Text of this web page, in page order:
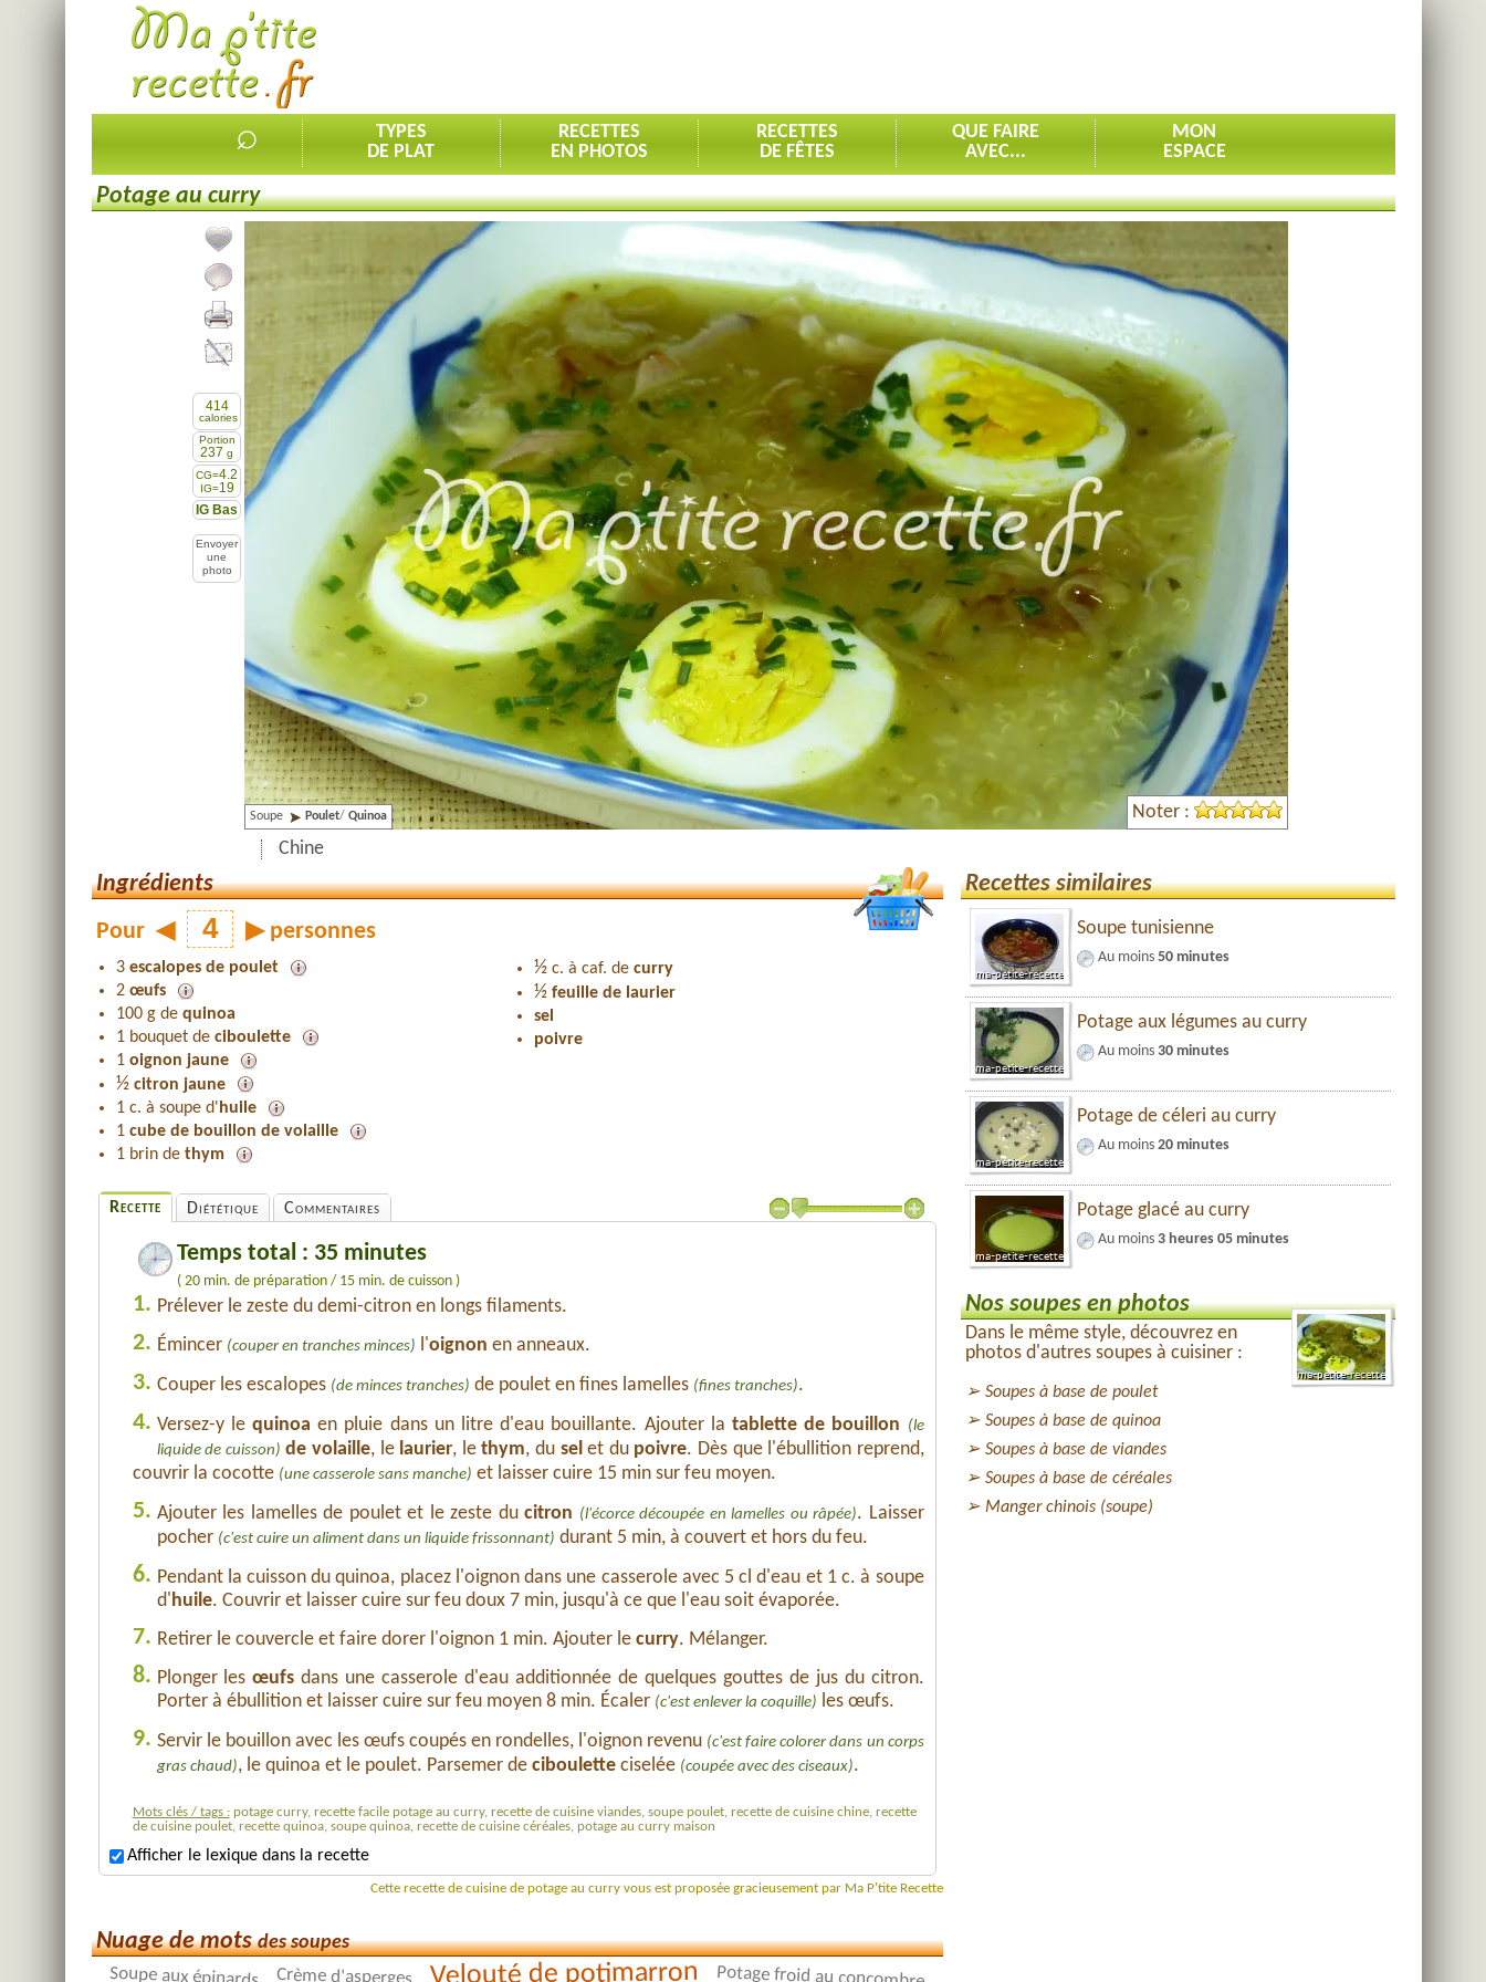
⌕
TYPES
DE PLAT
RECETTES
EN PHOTOS
RECETTES
DE FÊTES
QUE FAIRE
AVEC...
MON
ESPACE
Potage au curry
Commenter, noter la recette
Imprimer la recette
Partager cette recette
414
calories
Portion
237 g
CG=4.2
IG=19
IG Bas
Envoyer
une
photo
Soupe Poulet/ Quinoa
Chine
Noter :
Ingrédients
Pour ◀ ▶ personnes
3 escalopes de poulet
2 œufs
100 g de quinoa
1 bouquet de ciboulette
1 oignon jaune
½ citron jaune
1 c. à soupe d' huile
1 cube de bouillon de volaille
1 brin de thym
½c. à caf. de curry
½ feuille de laurier
sel
poivre
Recette Diététique Commentaires
Temps total : 35 minutes
( 20 min. de préparation / 15 min. de cuisson )
1. Prélever le zeste du demi-citron en longs filaments.
2. Émincer (couper en tranches minces) l'oignon en anneaux.
3. Couper les escalopes (de minces tranches) de poulet en fines lamelles (fines tranches).
4. Versez-y le quinoa en pluie dans un litre d'eau bouillante. Ajouter latablette de bouillon (le
liquide de cuisson) de volaille, le laurier, lethym, du selet du poivre. Dès que l'ébullition reprend,
couvrir la cocotte (une casserole sans manche) et laisser cuire 15 min sur feu moyen.
5. Ajouter les lamelles de poulet et le zeste ducitron (l'écorce découpée en lamelles ou râpée). Laisser
pocher (c'est cuire un aliment dans un liquide frissonnant) durant 5 min, à couvert et hors du feu.
6. Pendant la cuisson du quinoa, placez l'oignon dans une casserole avec 5 cl d'eau et 1 c. à soupe
d'huile. Couvrir et laisser cuire sur feu doux 7 min, jusqu'à ce que l'eau soit évaporée.
7. Retirer le couvercle et faire dorer l'oignon 1 min. Ajouter le curry. Mélanger.
8. Plonger lesœufs dans une casserole d'eau additionnée de quelques gouttes de jus du citron.
Porter à ébullition et laisser cuire sur feu moyen 8 min. Écaler (c'est enlever la coquille) les œufs.
9. Servir le bouillon avec les œufs coupés en rondelles, l'oignon revenu (c'est faire colorer dans un corps
gras chaud), le quinoa et le poulet. Parsemer de cibouletteciselée (coupée avec des ciseaux).
Mots clés / tags : potage curry, recette facile potage au curry, recette de cuisine viandes, soupe poulet, recette de cuisine chine, recette
de cuisine poulet, recette quinoa, soupe quinoa, recette de cuisine céréales, potage au curry maison
Afficher le lexique dans la recette
Cette recette de cuisine de potage au curry vous est proposée gracieusement par Ma P'tite Recette
Nuage de motsdes soupes
Crème d'asperges Velouté de potimarron
Recettes similaires
Soupe tunisienne
Au moins 50 minutes
Potage aux légumes au curry
Au moins 30 minutes
Potage de céleri au curry
Au moins 20 minutes
Potage glacé au curry
Au moins 3 heures 05 minutes
Nos soupes en photos
Dans le même style, découvrez en
photos d'autres soupes à cuisiner :
Soupes à base de poulet
Soupes à base de quinoa
Soupes à base de viandes
Soupes à base de céréales
Manger chinois (soupe)